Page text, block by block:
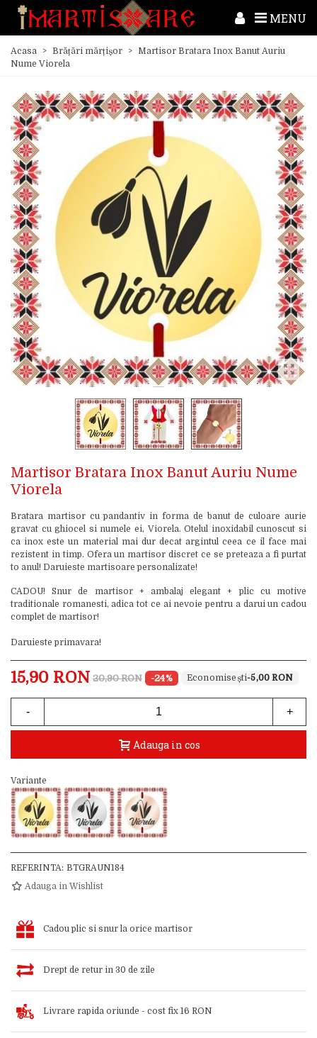
MENU
Acasa > Brățări mărțișor > Martisor Bratara Inox Banut Auriu
Nume Viorela
Martisor Bratara Inox Banut Auriu Nume
Viorela
Bratara martisor cu pandantiv in forma de banut de culoare aurie
gravat cu ghiocel si numele ei, Viorela. Otelul inoxidabil cunoscut si
ca inox este un material mai dur decat argintul ceea ce il face mai
rezistent in timp. Ofera un martisor discret ce se preteaza a fi purtat
to anul! Daruieste martisoare personalizate!
CADOU! Snur de martisor + ambalaj elegant + plic cu motive
traditionale romanesti, adica tot ce ai nevoie pentru a darui un cadou
complet de martisor!
Daruieste primavara!
15,90 RON 20,90 RON -24% -5,00 RON
- +
Adauga in cos
Variante
REFERINTA: BTGRAUN184
Adauga in Wishlist
Cadou plic si snur la orice martisor
Drept de retur in 30 de zile
Livrare rapida oriunde - cost fix 16 RON